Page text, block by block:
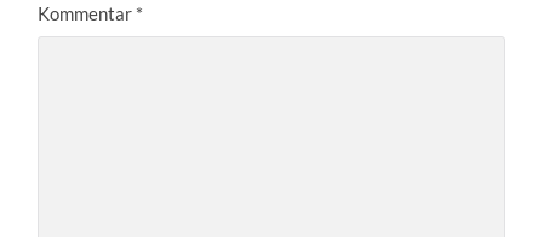
Kommentar *